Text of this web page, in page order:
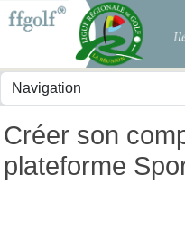
Créer son
plateforme
Panneau de gestion des